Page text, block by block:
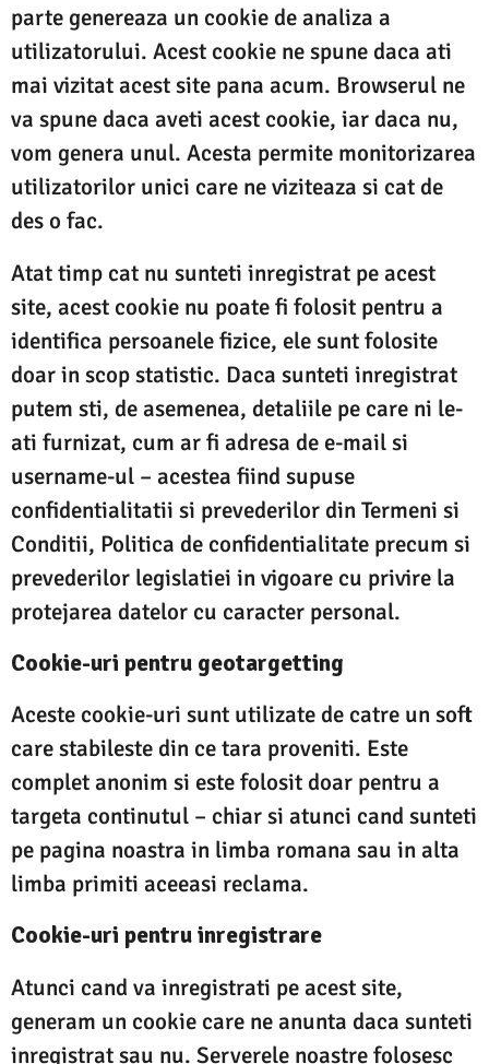
parte genereaza un cookie de analiza a
utilizatorului. Acest cookie ne spune daca ati
mai vizitat acest site pana acum. Browserul ne
va spune daca aveti acest cookie, iar daca nu,
vom genera unul. Acesta permite monitorizarea
utilizatorilor unici care ne viziteaza si cat de
des o fac.
Atat timp cat nu sunteti inregistrat pe acest
site, acest cookie nu poate fi folosit pentru a
identifica persoanele fizice, ele sunt folosite
doar in scop statistic. Daca sunteti inregistrat
putem sti, de asemenea, detaliile pe care ni le-
ati furnizat, cum ar fi adresa de e-mail si
username-ul – acestea fiind supuse
confidentialitatii si prevederilor din Termeni si
Conditii, Politica de confidentialitate precum si
prevederilor legislatiei in vigoare cu privire la
protejarea datelor cu caracter personal.
Cookie-uri pentru geotargetting
Aceste cookie-uri sunt utilizate de catre un soft
care stabileste din ce tara proveniti. Este
complet anonim si este folosit doar pentru a
targeta continutul – chiar si atunci cand sunteti
pe pagina noastra in limba romana sau in alta
limba primiti aceeasi reclama.
Cookie-uri pentru inregistrare
Atunci cand va inregistrati pe acest site,
generam un cookie care ne anunta daca sunteti
inregistrat sau nu. Serverele noastre folosesc